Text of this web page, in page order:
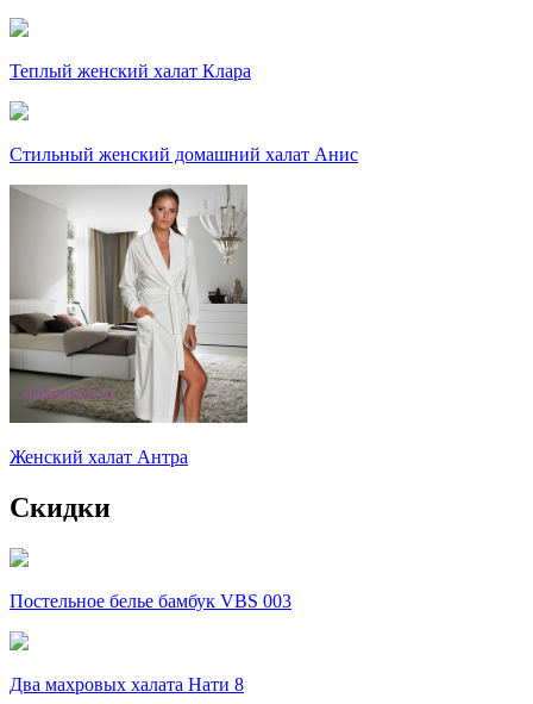
Теплый женский халат Клара
Стильный женский домашний халат Анис
Женский халат Антра
Скидки
Постельное белье бамбук VBS 003
Два махровых халата Нати 8